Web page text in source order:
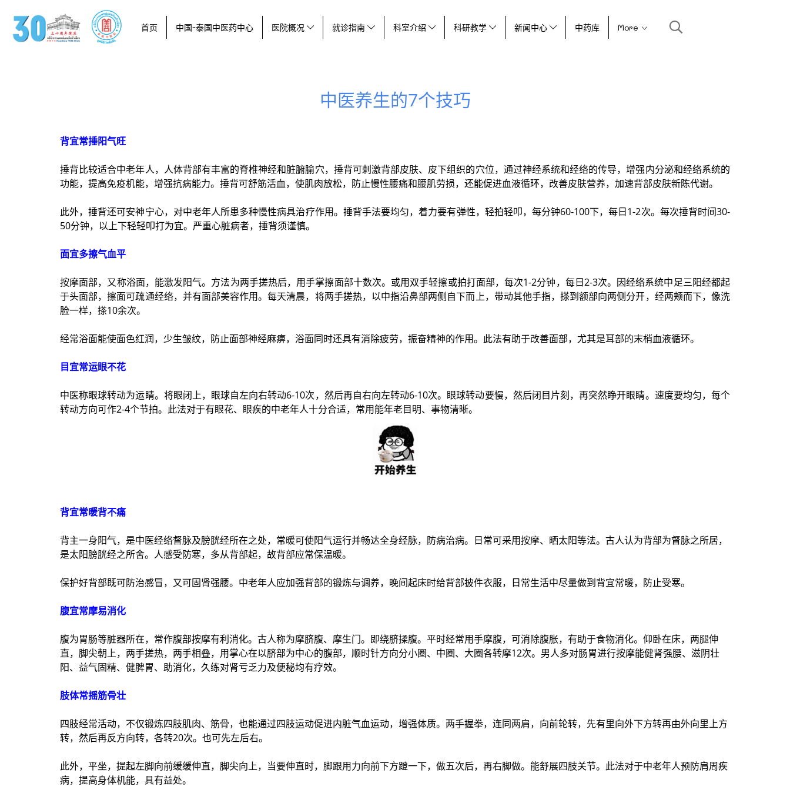
首页 中国-泰国中医药中心 医院概况 就诊指南 科室介绍 科研教学 新闻中心 中药库 More
中医养生的7个技巧
背宜常捶阳气旺
捶背比较适合中老年人，人体背部有丰富的脊椎神经和脏腑腧穴，捶背可刺激背部皮肤、皮下组织的穴位，通过神经系统和经络的传导，增强内分泌和经络系统的
功能，提高免疫机能，增强抗病能力。捶背可舒筋活血，使肌肉放松，防止慢性腰痛和腰肌劳损，还能促进血液循环，改善皮肤营养，加速背部皮肤新陈代谢。
此外，捶背还可安神宁心，对中老年人所患多种慢性病具治疗作用。捶背手法要均匀，着力要有弹性，轻拍轻叩，每分钟60-100下，每日1-2次。每次捶背时间30-
50分钟，以上下轻轻叩打为宜。严重心脏病者，捶背须谨慎。
面宜多擦气血平
按摩面部，又称浴面，能激发阳气。方法为两手搓热后，用手掌擦面部十数次。或用双手轻擦或拍打面部，每次1-2分钟，每日2-3次。因经络系统中足三阳经都起
于头面部，擦面可疏通经络，并有面部美容作用。每天清晨，将两手搓热，以中指沿鼻部两侧自下而上，带动其他手指，搽到额部向两侧分开，经两颊而下，像洗
脸一样，搽10余次。
经常浴面能使面色红润，少生皱纹，防止面部神经麻痹，浴面同时还具有消除疲劳，振奋精神的作用。此法有助于改善面部，尤其是耳部的末梢血液循环。
目宜常运眼不花
中医称眼球转动为运睛。将眼闭上，眼球自左向右转动6-10次，然后再自右向左转动6-10次。眼球转动要慢，然后闭目片刻，再突然睁开眼睛。速度要均匀，每个
转动方向可作2-4个节拍。此法对于有眼花、眼疾的中老年人十分合适，常用能年老目明、事物清晰。
背宜常暖背不痛
背主一身阳气，是中医经络督脉及膀胱经所在之处，常暖可使阳气运行并畅达全身经脉，防病治病。日常可采用按摩、晒太阳等法。古人认为背部为督脉之所居，
是太阳膀胱经之所舍。人感受防寒，多从背部起，故背部应常保温暖。
保护好背部既可防治感冒，又可固肾强腰。中老年人应加强背部的锻炼与调养，晚间起床时给背部披件衣服，日常生活中尽量做到背宜常暖，防止受寒。
腹宜常摩易消化
腹为胃肠等脏器所在，常作腹部按摩有利消化。古人称为摩脐腹、摩生门。即绕脐揉腹。平时经常用手摩腹，可消除腹胀，有助于食物消化。仰卧在床，两腿伸
直，脚尖朝上，两手搓热，两手相叠，用掌心在以脐部为中心的腹部，顺时针方向分小圈、中圈、大圈各转摩12次。 男人多对肠胃进行按摩能健肾强腰、滋阴壮
阳、益气固精、健脾胃、助消化，久练对肾亏乏力及便秘均有疗效。
肢体常摇筋骨壮
四肢经常活动，不仅锻炼四肢肌肉、筋骨，也能通过四肢运动促进内脏气血运动，增强体质。两手握拳，连同两肩，向前轮转，先有里向外下方转再由外向里上方
转，然后再反方向转，各转20次。也可先左后右。
此外，平坐，提起左脚向前缓缓伸直，脚尖向上，当要伸直时，脚跟用力向前下方蹬一下，做五次后，再右脚做。能舒展四肢关节。此法对于中老年人预防肩周疾
病，提高身体机能，具有益处。